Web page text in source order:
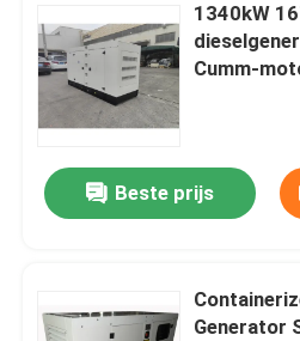
1340kW
Cumm-
Beste prijs
Generator